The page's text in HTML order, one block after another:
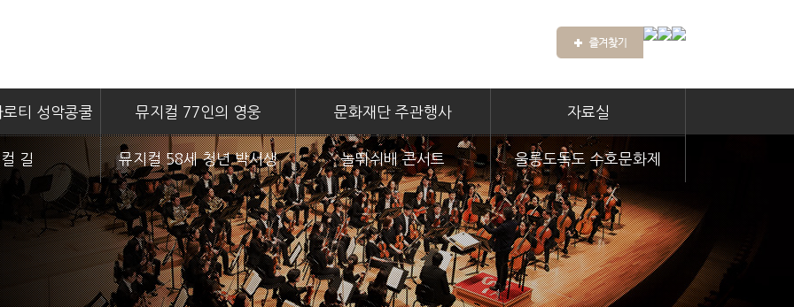
티 성악콩쿨 뮤지컬 77인의 영웅 문화재단 주관행사 자료실
길 뮤지컬 58세 청년 박서생 놀뛰쉬배 콘서트 울릉도독도 수호문화제